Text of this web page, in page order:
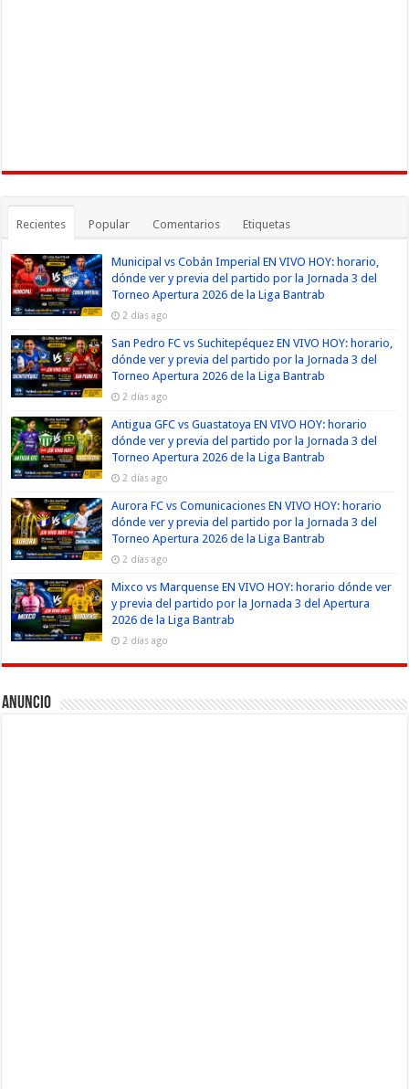
Recientes Popular Comentarios Etiquetas
Municipal vs Cobán Imperial EN VIVO HOY: horario,
dónde ver y previa del partido por la Jornada 3 del
Torneo Apertura 2026 de la Liga Bantrab
2 días ago
San Pedro FC vs Suchitepéquez EN VIVO HOY: horario,
dónde ver y previa del partido por la Jornada 3 del
Torneo Apertura 2026 de la Liga Bantrab
2 días ago
Antigua GFC vs Guastatoya EN VIVO HOY: horario
dónde ver y previa del partido por la Jornada 3 del
Torneo Apertura 2026 de la Liga Bantrab
2 días ago
Aurora FC vs Comunicaciones EN VIVO HOY: horario
dónde ver y previa del partido por la Jornada 3 del
Torneo Apertura 2026 de la Liga Bantrab
2 días ago
Mixco vs Marquense EN VIVO HOY: horario dónde ver
y previa del partido por la Jornada 3 del Apertura
2026 de la Liga Bantrab
2 días ago
Anuncio